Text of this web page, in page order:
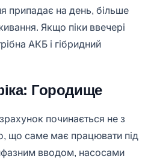
припадає на день, більше
Якщо піки ввечері
АКБ і гібридний
Городище
починається не з
що саме має працювати під
вводом, насосами